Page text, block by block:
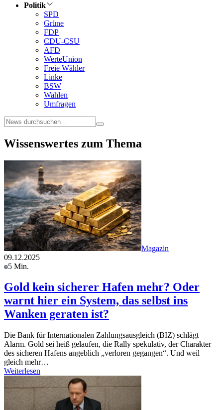
Politik
SPD
Grüne
FDP
CDU-CSU
AFD
WerteUnion
Freie Wähler
Linke
BSW
Wahlen
Umfragen
Wissenswertes zum Thema
Magazin
09.12.2025
5 Min.
Gold kein sicherer Hafen mehr? Oder
warnt hier ein System, das selbst ins
Wanken geraten ist?
Die Bank für Internationalen Zahlungsausgleich (BIZ) schlägt
Alarm. Gold sei heiß gelaufen, die Rally spekulativ, der Charakter
des sicheren Hafens angeblich „verloren gegangen“. Und weil
gleich mehr…
Weiterlesen